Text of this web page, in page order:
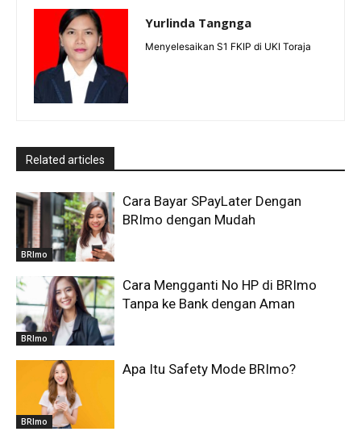
Yurlinda Tangnga
Menyelesaikan S1 FKIP di UKI Toraja
Related articles
BRImo
Cara Bayar SPayLater Dengan
BRImo dengan Mudah
BRImo
Cara Mengganti No HP di BRImo
Tanpa ke Bank dengan Aman
BRImo
Apa Itu Safety Mode BRImo?